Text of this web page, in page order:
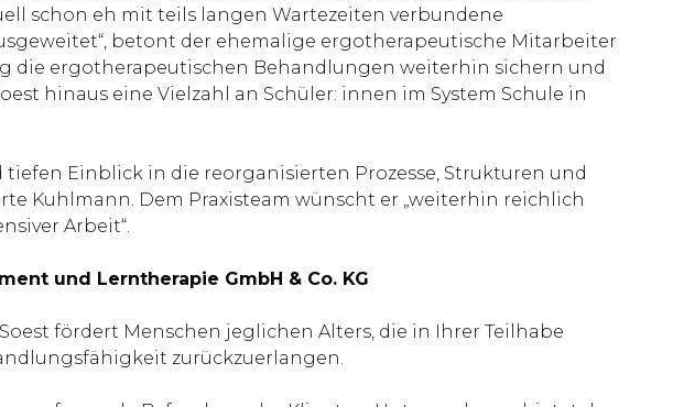
schon eh mit teils langen Wartezeiten verbundene
betont der ehemalige ergotherapeutische Mitarbeiter
die ergotherapeutischen Behandlungen weiterhin sichern und
hinaus eine Vielzahl an Schüler: innen im System Schule in
Einblick in die reorganisierten Prozesse, Strukturen und
Kuhlmann. Dem Praxisteam wünscht er „weiterhin reichlich
Arbeit“.
und Lerntherapie GmbH & Co. KG
fördert Menschen jeglichen Alters, die in Ihrer Teilhabe
zurückzuerlangen.